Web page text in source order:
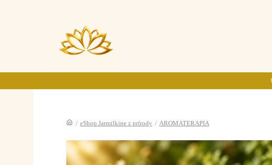
/ eShop Jarmilkine z prírody / AROMATERAPIA